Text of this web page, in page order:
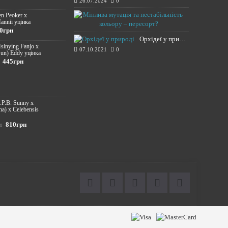
Peoker x
уцінка
Fanjo x
Eddy уцінка
445грн
Sunny х
x Celebensis
810грн
Орхідеї у природі
07.10.2021 0